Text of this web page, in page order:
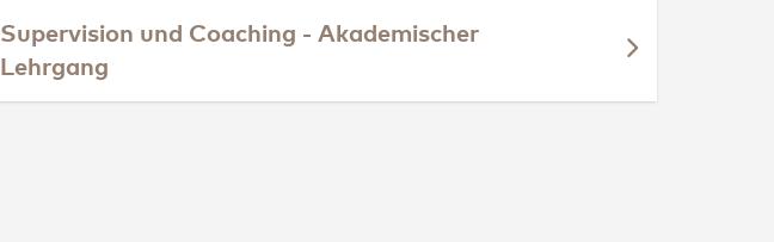
Supervision und Coaching - Akademischer
Lehrgang